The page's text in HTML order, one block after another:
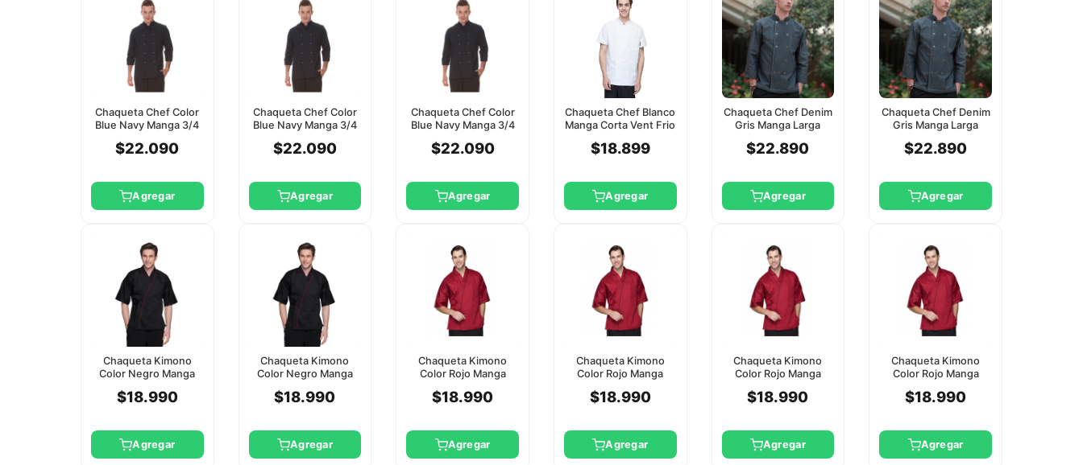
Chaqueta Chef Color
Blue Navy Manga 3/4
$22.090
Agregar
Chaqueta Chef Color
Blue Navy Manga 3/4
$22.090
Agregar
Chaqueta Chef Color
Blue Navy Manga 3/4
$22.090
Agregar
Chaqueta Chef Blanco
Manga Corta Vent Frio
$18.899
Agregar
Chaqueta Chef Denim
Gris Manga Larga
$22.890
Agregar
Chaqueta Chef Denim
Gris Manga Larga
$22.890
Agregar
Chaqueta Kimono
Color Negro Manga
$18.990
Agregar
Chaqueta Kimono
Color Negro Manga
$18.990
Agregar
Chaqueta Kimono
Color Rojo Manga
$18.990
Agregar
Chaqueta Kimono
Color Rojo Manga
$18.990
Agregar
Chaqueta Kimono
Color Rojo Manga
$18.990
Agregar
Chaqueta Kimono
Color Rojo Manga
$18.990
Agregar